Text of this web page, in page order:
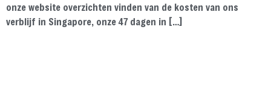
onze website overzichten vinden van de kosten van ons
verblijf in Singapore, onze 47 dagen in […]